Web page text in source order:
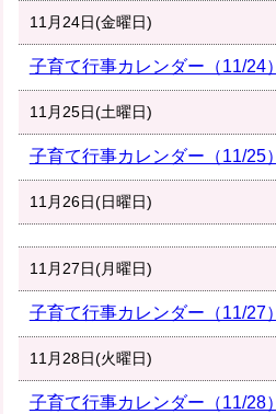
11月24日(金曜日)
子育て行事カレンダー（11/24）
11月25日(土曜日)
子育て行事カレンダー（11/25）
11月26日(日曜日)
11月27日(月曜日)
子育て行事カレンダー（11/27）
11月28日(火曜日)
子育て行事カレンダー（11/28）